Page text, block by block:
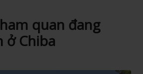
quan đang
ở Chiba